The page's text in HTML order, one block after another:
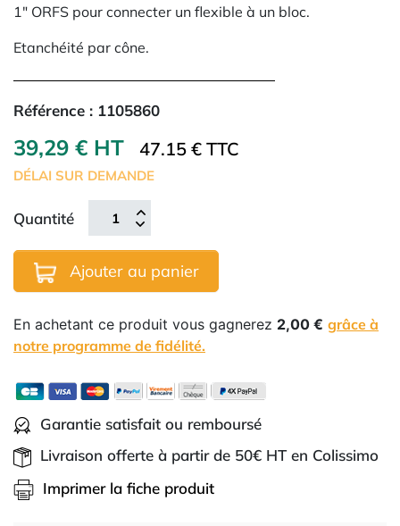
1" ORFS pour connecter un flexible à un bloc.
Etanchéité par cône.
Référence : 1105860
39,29 € HT 47.15 € TTC
DÉLAI SUR DEMANDE
Quantité
Ajouter au panier
En achetant ce produit vous gagnerez 2,00 € grâce à
notre programme de fidélité.
Garantie satisfait ou remboursé
Livraison offerte à partir de 50€ HT en Colissimo
Imprimer la fiche produit